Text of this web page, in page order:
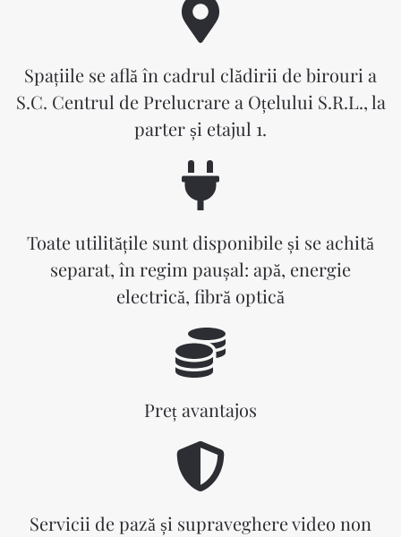
Spațiile se află în cadrul clădirii de birouri a
S.C. Centrul de Prelucrare a Oțelului S.R.L., la
parter și etajul 1.
Toate utilitățile sunt disponibile și se achită
separat, în regim paușal: apă, energie
electrică, fibră optică
Preț avantajos
Servicii de pază și supraveghere video non